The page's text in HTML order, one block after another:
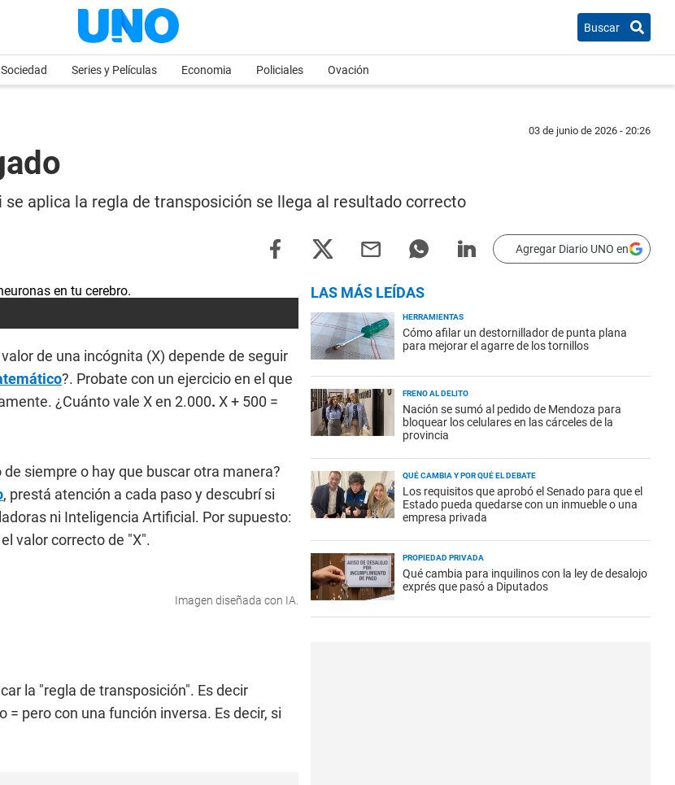
Buscar
Sociedad Series y Películas Economia Policiales Ovación
03 de junio de 2026 - 20:26
aplica la regla de transposición se llega al resultado correcto
Agregar Diario UNO en
de una incógnita (X) depende de seguir
?. Probate con un ejercicio en el que
¿Cuánto vale X en 2.000. X + 500 =
siempre o hay que buscar otra manera?
, prestá atención a cada paso y descubrí si
ni Inteligencia Artificial. Por supuesto:
valor correcto de "X".
Imagen diseñada con IA.
la "regla de transposición". Es decir
pero con una función inversa. Es decir, si
LAS MÁS LEÍDAS
HERRAMIENTAS
Cómo afilar un destornillador de punta plana
para mejorar el agarre de los tornillos
FRENO AL DELITO
Nación se sumó al pedido de Mendoza para
bloquear los celulares en las cárceles de la
provincia
QUÉ CAMBIA Y POR QUÉ EL DEBATE
Los requisitos que aprobó el Senado para que el
Estado pueda quedarse con un inmueble o una
empresa privada
PROPIEDAD PRIVADA
Qué cambia para inquilinos con la ley de desalojo
exprés que pasó a Diputados